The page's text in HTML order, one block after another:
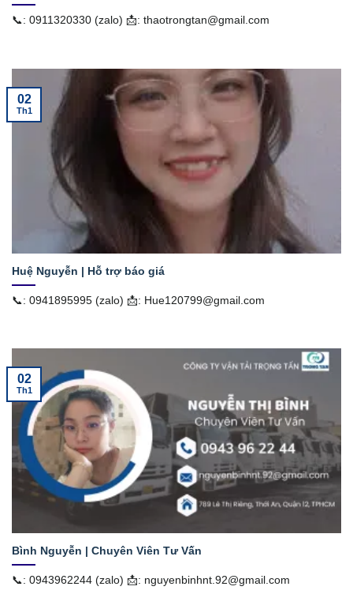
📞: 0911320330 (zalo) 📩: thaotrongtan@gmail.com
Huệ Nguyễn | Hỗ trợ báo giá
📞: 0941895995 (zalo) 📩: Hue120799@gmail.com
02
Th1
Bình Nguyễn | Chuyên Viên Tư Vấn
📞: 0943962244 (zalo) 📩: nguyenbinhnt.92@gmail.com
02
Th1